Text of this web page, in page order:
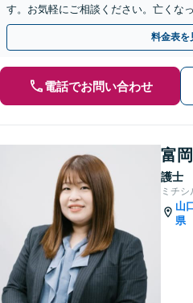
す。お気軽にご相談ください。亡くな
柔軟な解決を図ります。
料金表を
電話でお問い合わせ
富
護士
ミチ
山
県